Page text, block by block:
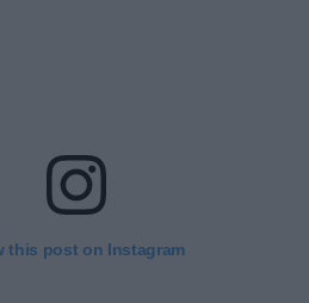
this post on Instagram